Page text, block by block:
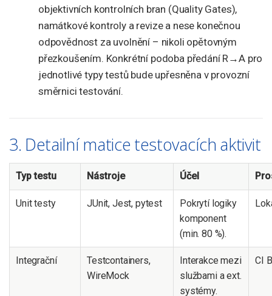
objektivních kontrolních bran (Quality Gates),
namátkové kontroly a revize a nese konečnou
odpovědnost za uvolnění – nikoli opětovným
přezkoušením. Konkrétní podoba předání R→A pro
jednotlivé typy testů bude upřesněna v provozní
směrnici testování.
3. Detailní matice testovacích aktivit
Typ testu Nástroje Účel
Unit testy JUnit, Jest, pytest
Pokrytí logiky
komponent
(min. 80 %).
Integrační
Testcontainers,
WireMock
Interakce mezi
službami a ext.
systémy.
CI